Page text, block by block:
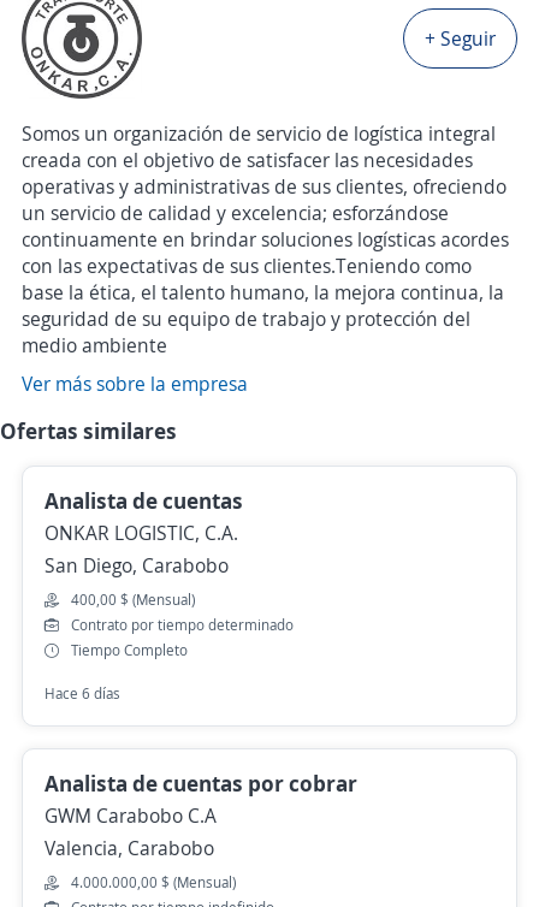
+ Seguir
Somos un organización de servicio de logística integral
creada con el objetivo de satisfacer las necesidades
operativas y administrativas de sus clientes, ofreciendo
un servicio de calidad y excelencia; esforzándose
continuamente en brindar soluciones logísticas acordes
con las expectativas de sus clientes.Teniendo como
base la ética, el talento humano, la mejora continua, la
seguridad de su equipo de trabajo y protección del
medio ambiente
Ver más sobre la empresa
Ofertas similares
Analista de cuentas
ONKAR LOGISTIC, C.A.
San Diego, Carabobo
400,00 $ (Mensual)
Contrato por tiempo determinado
Tiempo Completo
Hace 6 días
Analista de cuentas por cobrar
GWM Carabobo C.A
Valencia, Carabobo
4.000.000,00 $ (Mensual)